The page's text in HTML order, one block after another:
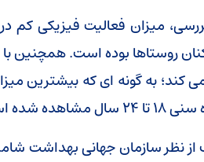
میزان فعالیت فیزیکی کم در
روستاها بوده است. همچنین
کند؛ به گونه ای که بیشترین